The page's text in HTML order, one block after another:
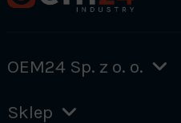
OEM24 Sp. z o. o.
Sklep